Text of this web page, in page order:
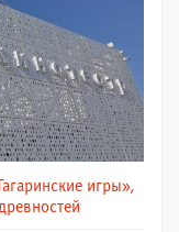
игры»,